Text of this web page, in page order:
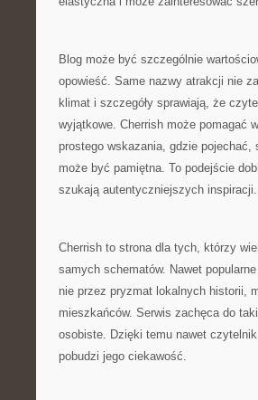
Blog może być szczególnie
opowieść. Same nazwy atrakcji nie
klimat i szczegóły sprawiają, że
wyjątkowe. Cherrish może pomagać
prostego wskazania, gdzie
może być pamiętna. To podejście
szukają autentyczniejszych inspiracji.
Cherrish to strona dla tych, którzy
samych schematów. Nawet
nie przez pryzmat lokalnych historii,
mieszkańców. Serwis zachęca do
osobiste. Dzięki temu nawet
pobudzi jego ciekawość.